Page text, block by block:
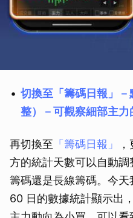
切換至「籌碼日報」
整）－可觀察細部主力
再切換至 「籌碼日報」
方的統計天數可以自動
籌碼還是長線籌碼。今
60 日的數據統計顯示出
取消